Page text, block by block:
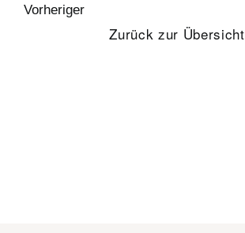
Vorheriger
Zurück zur Übersicht